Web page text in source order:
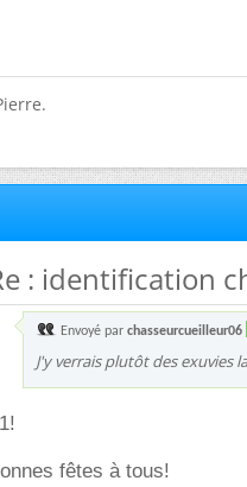
: identification
Envoyé par chasseurcueilleur06
J'y verrais plutôt des exuvies
fêtes à tous!